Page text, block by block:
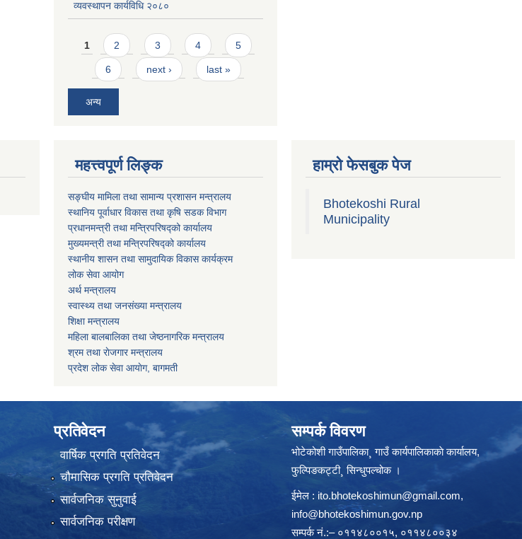
व्यवस्थापन कार्यविधि २०८०
Pages
1 2 3 4 5
6 next › last »
अन्य
महत्त्वपूर्ण लिङ्क
सङ्घीय मामिला तथा सामान्य प्रशासन मन्त्रालय
स्थानिय पूर्वाधार विकास तथा कृषि सडक विभाग
प्रधानमन्त्री तथा मन्त्रिपरिषद्को कार्यालय
मुख्यमन्त्री तथा मन्त्रिपरिषद्को कार्यालय
स्थानीय शासन तथा सामुदायिक विकास कार्यक्रम
लोक सेवा आयोग
अर्थ मन्त्रालय
स्वास्थ्य तथा जनस‌ंख्या मन्त्रालय
शिक्षा मन्त्रालय
महिला बालबालिका तथा जेष्ठनागरिक मन्त्रालय
श्रम तथा राेजगार मन्त्रालय
प्रदेश लोक सेवा आयाेग, बागमती
हाम्रो फेसबुक पेज
Bhotekoshi Rural
Municipality
प्रतिवेदन
वार्षिक प्रगति प्रतिवेदन
चौमासिक प्रगति प्रतिवेदन
सार्वजनिक सुनुवाई
सार्वजनिक परीक्षण
सम्पर्क विवरण
भोटेकोशी गाउँपालिका¸ गाउँ कार्यपालिकाकाे कार्यालय,
फुल्पिङकट्टी¸ सिन्धुपल्चोक ।
ईमेल : ito.bhotekoshimun@gmail.com,
info@bhotekoshimun.gov.np
सम्पर्क नं.:– ०११४८००१५, ०११४८००३४